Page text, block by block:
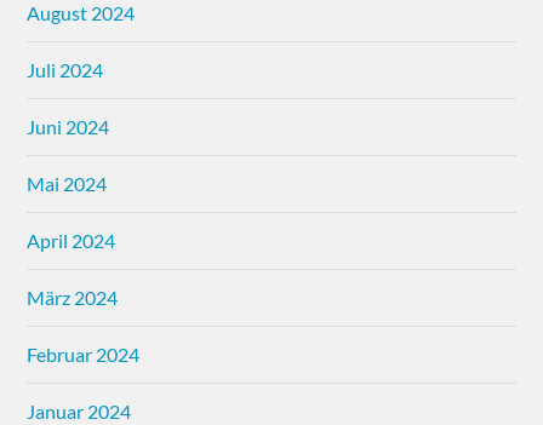
August 2024
Juli 2024
Juni 2024
Mai 2024
April 2024
März 2024
Februar 2024
Januar 2024